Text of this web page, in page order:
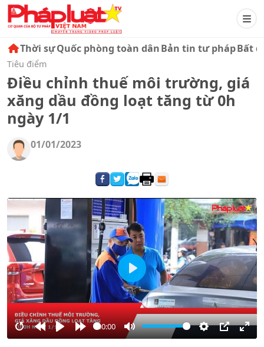
Thời sựQuốc phòng toàn dânBản tin tư phápBất
Tiêu điểm
Điều chỉnh thuế môi trường, giá
xăng dầu đồng loạt tăng từ 0h
ngày 1/1
01/01/2023
RestartRewind
PlayForward
00:00
Mute Settings
PIP
Play